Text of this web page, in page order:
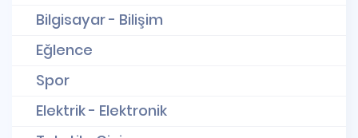
Bilgisayar - Bilişim
Eğlence
Spor
Elektrik - Elektronik